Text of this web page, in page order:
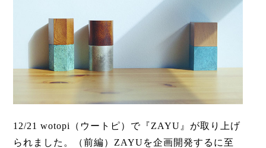
12/21 wotopi（ウートピ）で『ZAYU』が取り上げ
られました。（前編）ZAYUを企画開発するに至